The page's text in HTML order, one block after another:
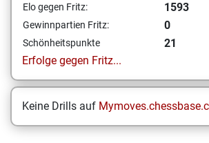
Elo gegen Fritz: 1593
Gewinnpartien Fritz: 0
Schönheitspunkte
21
Erfolge gegen Fritz...
Keine Drills auf